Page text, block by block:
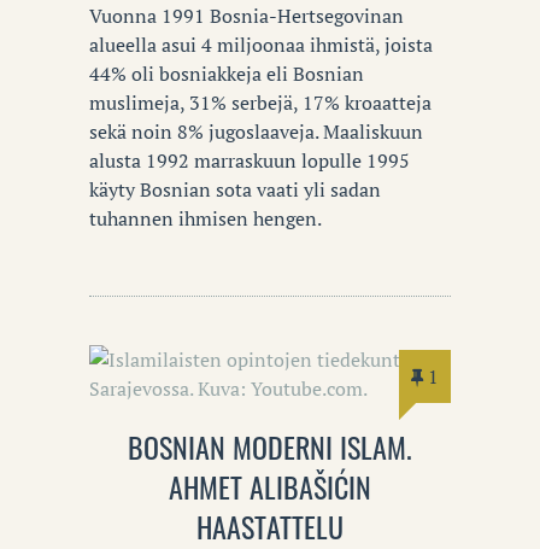
Vuonna 1991 Bosnia-Hertsegovinan
alueella asui 4 miljoonaa ihmistä, joista
44% oli bosniakkeja eli Bosnian
muslimeja, 31% serbejä, 17% kroaatteja
sekä noin 8% jugoslaaveja. Maaliskuun
alusta 1992 marraskuun lopulle 1995
käyty Bosnian sota vaati yli sadan
tuhannen ihmisen hengen.
1
BOSNIAN MODERNI ISLAM.
AHMET ALIBAŠIĆIN
HAASTATTELU